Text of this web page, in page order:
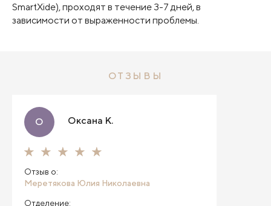
SmartXide), проходят в течение 3-7 дней, в
зависимости от выраженности проблемы.
ОТЗЫВЫ
О Оксана К.
Отзыв о:
Меретякова Юлия Николаевна
Отделение: